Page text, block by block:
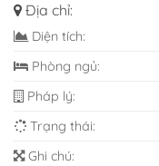
Địa chỉ:
Diện tích:
Phòng ngủ:
Pháp lý:
Trạng thái:
Ghi chú: